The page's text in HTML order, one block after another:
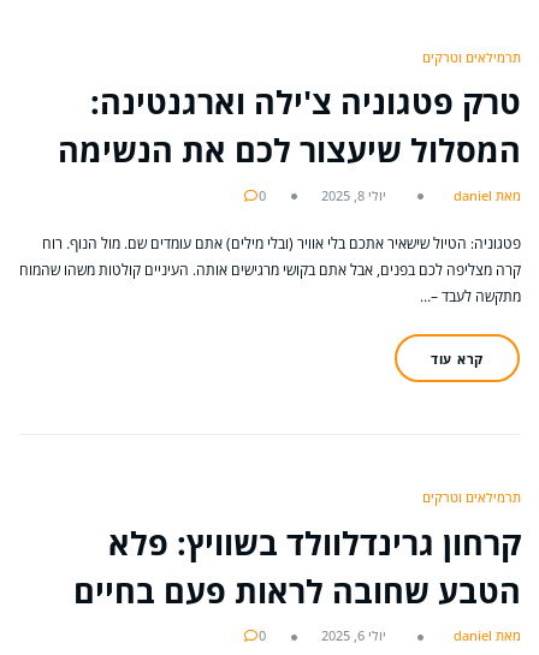
תרמילאים וטרקים
טרק פטגוניה צ'ילה וארגנטינה:
המסלול שיעצור לכם את הנשימה
מאת daniel יולי 8, 2025 0
פטגוניה: הטיול שישאיר אתכם בלי אוויר (ובלי מילים) אתם עומדים שם. מול הנוף. רוח
קרה מצליפה לכם בפנים, אבל אתם בקושי מרגישים אותה. העיניים קולטות משהו שהמוח
מתקשה לעבד –…
קרא עוד
תרמילאים וטרקים
קרחון גרינדלוולד בשוויץ: פלא
הטבע שחובה לראות פעם בחיים
מאת daniel יולי 6, 2025 0